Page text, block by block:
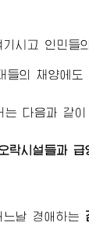
시고 인민들
들의 채양에도
는 다음과 같이
락시설들과
날 경애하는